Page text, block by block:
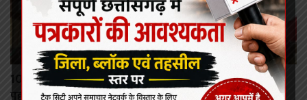
रायपुर
10 अगस्त से तिरंगा यात्रा, 15 अगस्त को बस्तर के दुर्गम गांवों में